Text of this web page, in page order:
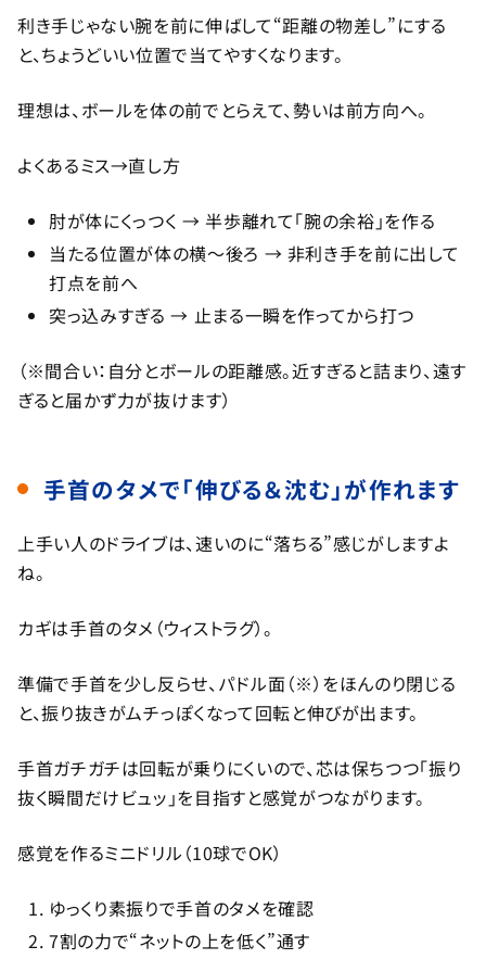
利き手じゃない腕を前に伸ばして“距離の物差し”にする
と、ちょうどいい位置で当てやすくなります。
理想は、ボールを体の前でとらえて、勢いは前方向へ。
よくあるミス→直し方
肘が体にくっつく → 半歩離れて「腕の余裕」を作る
当たる位置が体の横〜後ろ → 非利き手を前に出して
打点を前へ
突っ込みすぎる → 止まる一瞬を作ってから打つ
（※間合い：自分とボールの距離感。近すぎると詰まり、遠す
ぎると届かず力が抜けます）
手首のタメで「伸びる＆沈む」が作れます
上手い人のドライブは、速いのに“落ちる”感じがしますよ
ね。
カギは手首のタメ（ウィストラグ）。
準備で手首を少し反らせ、パドル面（※）をほんのり閉じる
と、振り抜きがムチっぽくなって回転と伸びが出ます。
手首ガチガチは回転が乗りにくいので、芯は保ちつつ「振り
抜く瞬間だけビュッ」を目指すと感覚がつながります。
感覚を作るミニドリル（10球でOK）
ゆっくり素振りで手首のタメを確認
7割の力で“ネットの上を低く”通す